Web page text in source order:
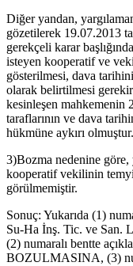
Diğer yandan,
gözetilerek 19.07.2013
gerekçeli karar
isteyen kooperatif ve
gösterilmesi, dava
olarak belirtilmesi
kesinleşen mahkemenin
taraflarının ve dava
hükmüne aykırı olmuştur.
3)Bozma nedenine göre,
kooperatif vekilinin
görülmemiştir.
Sonuç: Yukarıda (1)
Su-Ha İnş. Tic. ve San.
(2) numaralı bentte
BOZULMASINA, (3)